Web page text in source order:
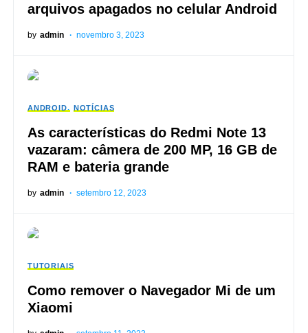
arquivos apagados no celular Android
by admin novembro 3, 2023
ANDROID NOTÍCIAS
As características do Redmi Note 13
vazaram: câmera de 200 MP, 16 GB de
RAM e bateria grande
by admin setembro 12, 2023
TUTORIAIS
Como remover o Navegador Mi de um
Xiaomi